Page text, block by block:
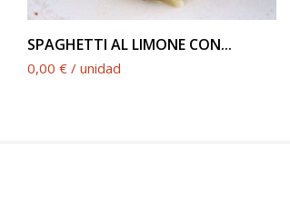
SPAGHETTI AL LIMONE CON...
0,00 € / unidad